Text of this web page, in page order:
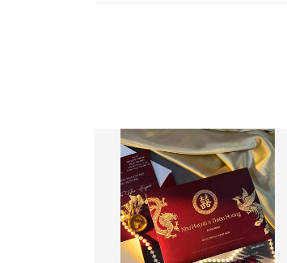
- Mẫu dưới 3000 giá chưa